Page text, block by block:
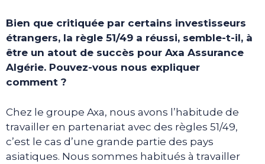
Bien que critiquée par certains investisseurs
étrangers, la règle 51/49 a réussi, semble-t-il, à
être un atout de succès pour Axa Assurance
Algérie. Pouvez-vous nous expliquer
comment ?
Chez le groupe Axa, nous avons l’habitude de
travailler en partenariat avec des règles 51/49,
c’est le cas d’une grande partie des pays
asiatiques. Nous sommes habitués à travailler